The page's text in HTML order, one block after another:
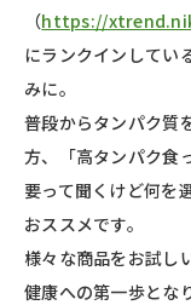
（https://
にランクインしてい
みに。
普段からタンパク質
方、「高タンパク食
要って聞くけど何を
おススメです。
様々な商品をお試し
健康への第一歩とな